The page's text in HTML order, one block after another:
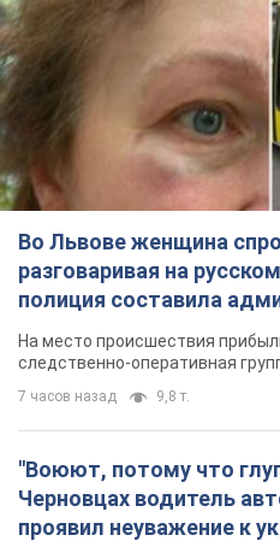
протокол. Видео
На место происшествия
следственно-оперативная
"Воюют, потому что
Черновцах водитель
проявил неуважение к
военным и поплатился
Видео
Водителя уволили после
пассажирами и оскорблений в
10 часов назад 8,7 т.
"Не следит за
Киеве консультант
оскорбил женщину
химиотерапии,
Фото
Сотрудник салона оценил
женщины, заявив, что у нее
3 часа назад 13,6 т.